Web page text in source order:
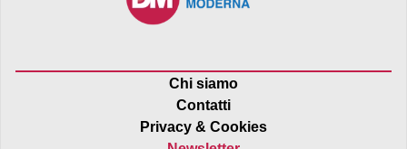
Chi siamo
Contatti
Privacy & Cookies